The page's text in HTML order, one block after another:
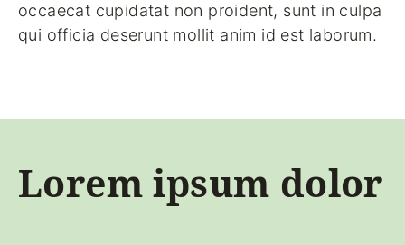
occaecat cupidatat non proident, sunt in culpa
qui officia deserunt mollit anim id est laborum.
Lorem ipsum dolor